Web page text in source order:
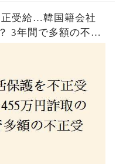
受給…韓国籍会社
3年間で多額の不正